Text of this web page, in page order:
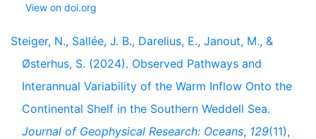
View on doi.org
Steiger, N., Sallée, J. B., Darelius, E., Janout, M., &
Østerhus, S. (2024). Observed Pathways and
Interannual Variability of the Warm Inflow Onto the
Continental Shelf in the Southern Weddell Sea.
Journal of Geophysical Research: Oceans, 129(11),